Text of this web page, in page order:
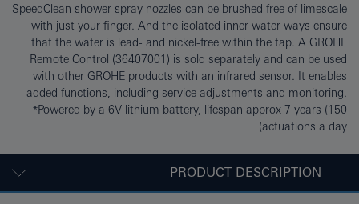
SpeedClean shower spray nozzles can be brushed free of limescale
with just your finger. And the isolated inner water ways ensure
that the water is lead- and nickel-free within the tap. A GROHE
Remote Control (36407001) is sold separately and can be used
with other GROHE products with an infrared sensor. It enables
added functions, including service adjustments and monitoring.
*Powered by a 6V lithium battery, lifespan approx 7 years (150
actuations a day)
PRODUCT DESCRIPTION